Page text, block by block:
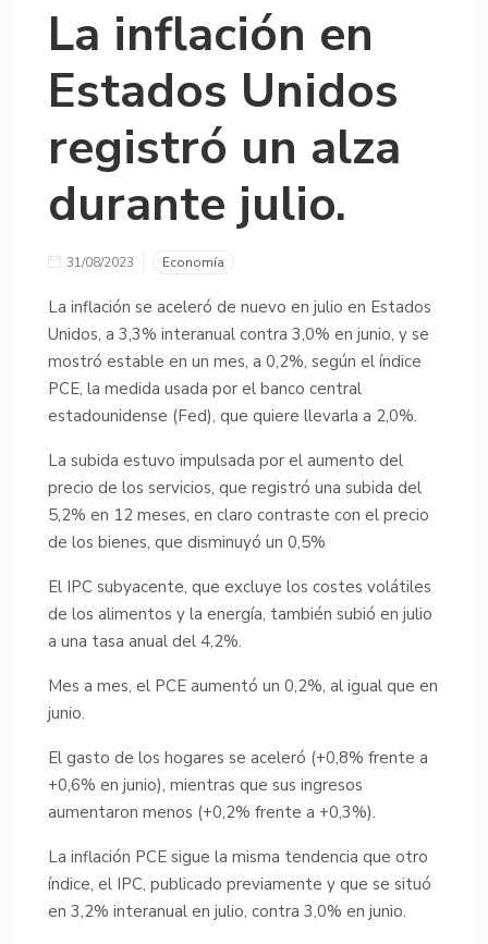
La inflación en
Estados Unidos
registró un alza
durante julio.
31/08/2023 Economía
La inflación se aceleró de nuevo en julio en Estados
Unidos, a 3,3% interanual contra 3,0% en junio, y se
mostró estable en un mes, a 0,2%, según el índice
PCE, la medida usada por el banco central
estadounidense (Fed), que quiere llevarla a 2,0%.
La subida estuvo impulsada por el aumento del
precio de los servicios, que registró una subida del
5,2% en 12 meses, en claro contraste con el precio
de los bienes, que disminuyó un 0,5%
El IPC subyacente, que excluye los costes volátiles
de los alimentos y la energía, también subió en julio
a una tasa anual del 4,2%.
Mes a mes, el PCE aumentó un 0,2%, al igual que en
junio.
El gasto de los hogares se aceleró (+0,8% frente a
+0,6% en junio), mientras que sus ingresos
aumentaron menos (+0,2% frente a +0,3%).
La inflación PCE sigue la misma tendencia que otro
índice, el IPC, publicado previamente y que se situó
en 3,2% interanual en julio, contra 3,0% en junio.